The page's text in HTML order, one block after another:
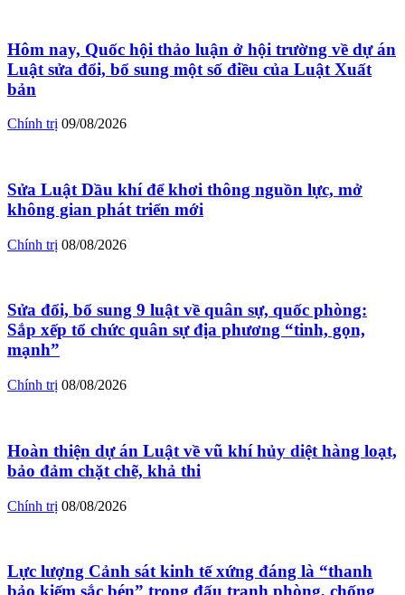
Hôm nay, Quốc hội thảo luận ở hội trường về dự án
Luật sửa đổi, bổ sung một số điều của Luật Xuất
bản
Chính trị 09/08/2026
Sửa Luật Dầu khí để khơi thông nguồn lực, mở
không gian phát triển mới
Chính trị 08/08/2026
Sửa đổi, bổ sung 9 luật về quân sự, quốc phòng:
Sắp xếp tổ chức quân sự địa phương “tinh, gọn,
mạnh”
Chính trị 08/08/2026
Hoàn thiện dự án Luật về vũ khí hủy diệt hàng loạt,
bảo đảm chặt chẽ, khả thi
Chính trị 08/08/2026
Lực lượng Cảnh sát kinh tế xứng đáng là “thanh